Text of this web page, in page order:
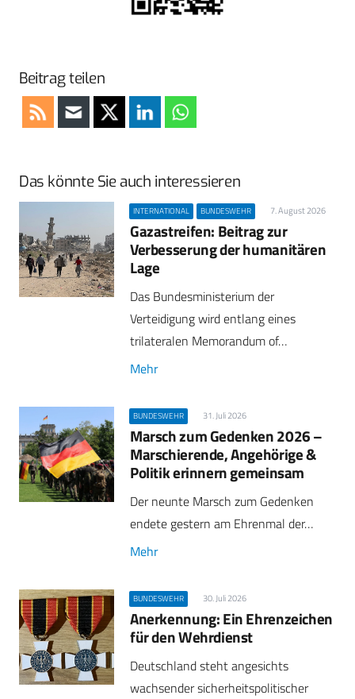
Beitrag teilen
Das könnte Sie auch interessieren
INTERNATIONAL BUNDESWEHR 7. August 2026
Gazastreifen: Beitrag zur
Verbesserung der humanitären
Lage
Das Bundesministerium der
Verteidigung wird entlang eines
trilateralen Memorandum of…
Mehr
BUNDESWEHR 31. Juli 2026
Marsch zum Gedenken 2026 –
Marschierende, Angehörige &
Politik erinnern gemeinsam
Der neunte Marsch zum Gedenken
endete gestern am Ehrenmal der…
Mehr
BUNDESWEHR 30. Juli 2026
Anerkennung: Ein Ehrenzeichen
für den Wehrdienst
Deutschland steht angesichts
wachsender sicherheitspolitischer